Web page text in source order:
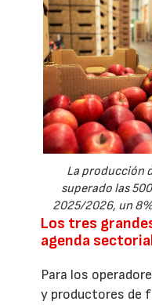
La producción
superado las
2025/2026, un
Los tres
agenda
Para los
y productores de